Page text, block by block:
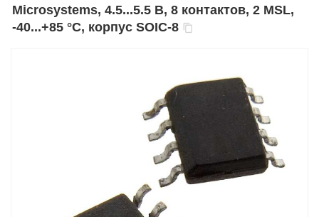
Microsystems, 4.5...5.5 В, 8 контактов, 2 MSL,
-40...+85 °C, корпус SOIC-8